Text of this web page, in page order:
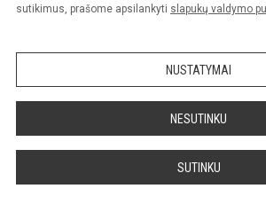
sutikimus, prašome apsilankyti slapukų valdymo
NUSTATYMAI
NESUTINKU
SUTINKU
Sumanus būdas atnaujinti